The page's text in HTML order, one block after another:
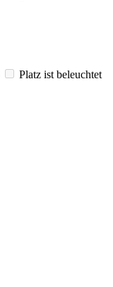
Platz ist beleuchtet